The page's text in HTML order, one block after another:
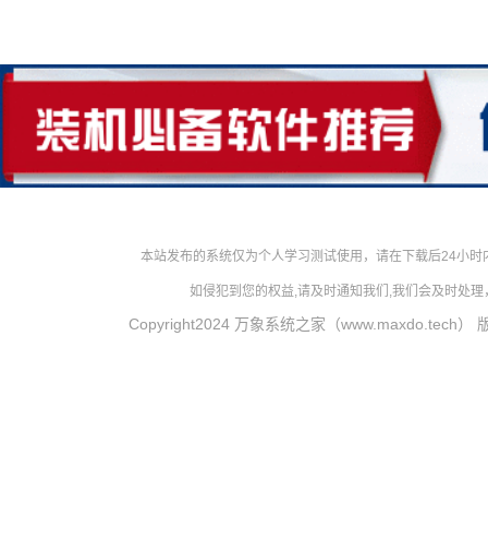
本站发布的系统仅为个人学习测试使用，请在下载后24小
如侵犯到您的权益,请及时通知我们,我们会及时处
Copyright2024 万象系统之家（www.maxdo.tech）